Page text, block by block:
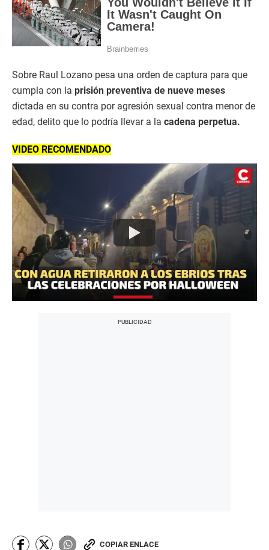
Sobre Raul Lozano pesa una orden de captura para que
cumpla con la prisión preventiva de nueve meses
dictada en su contra por agresión sexual contra menor de
edad, delito que lo podría llevar a la cadena perpetua.
VIDEO RECOMENDADO
COPIAR ENLACE